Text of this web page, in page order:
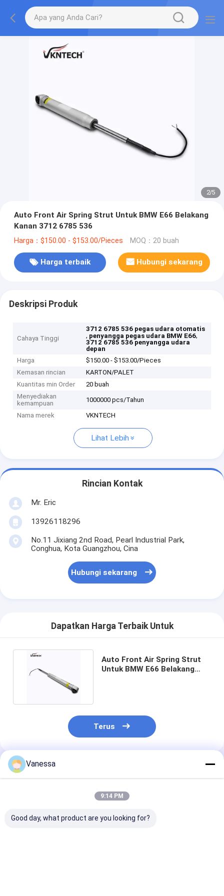
2/5
Auto Front Air Spring Strut Untuk BMW E66 Belakang
Kanan 3712 6785 536
Harga：$150.00 - $153.00/Pieces MOQ：20 buah
Harga terbaik Hubungi sekarang
Deskripsi Produk
Cahaya Tinggi
3712 6785 536 pegas udara otomatis
, penyangga pegas udara BMW E66,
3712 6785 536 penyangga udara
depan
Harga
$150.00 - $153.00/Pieces
Kemasan rincian
KARTON/PALET
Kuantitas min Order
20 buah
Menyediakan
kemampuan
1000000 pcs/Tahun
Nama merek VKNTECH
Lihat Lebih
Rincian Kontak
Mr. Eric
13926118296
No.11 Jixiang 2nd Road, Pearl Industrial Park,
Conghua, Kota Guangzhou, Cina
Hubungi sekarang
Dapatkan Harga Terbaik Untuk
Auto Front Air Spring Strut
Untuk BMW E66 Belakang
Terus
Rekomendasi Produk
Vanessa
9:14 PM
Good day, what product are you looking for?